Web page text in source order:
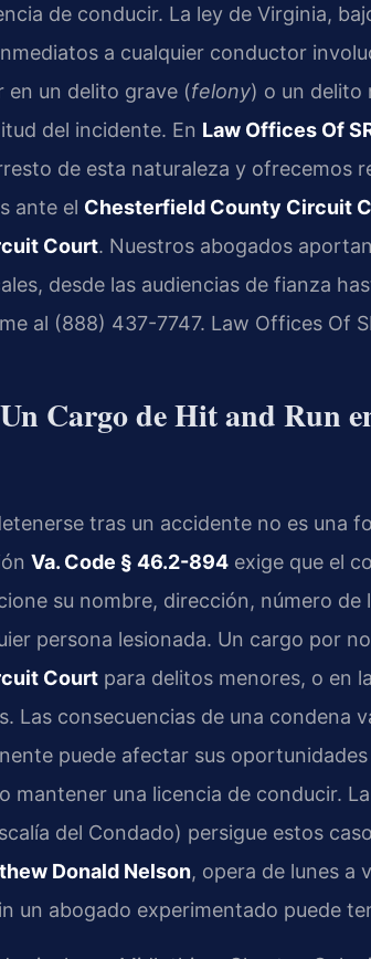
de conducir. La ley de Virginia,
a cualquier conductor
en un delito grave (felony) o un delito
del incidente. En Law Offices Of
de esta naturaleza y ofrecemos
ante el Chesterfield County Circuit
Court. Nuestros abogados
desde las audiencias de fianza
al (888) 437-7747. Law Offices Of
Cargo de Hit and Run
tras un accidente no es una
Va. Code § 46.2-894 exige que el
su nombre, dirección, número de
persona lesionada. Un cargo por
Court para delitos menores, o en la
Las consecuencias de una condena
puede afectar sus
mantener una licencia de conducir. La
del Condado) persigue estos
Donald Nelson, opera de lunes a
un abogado experimentado puede